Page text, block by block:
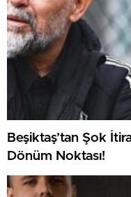
Beşiktaş’tan Şok
Dönüm Noktası!